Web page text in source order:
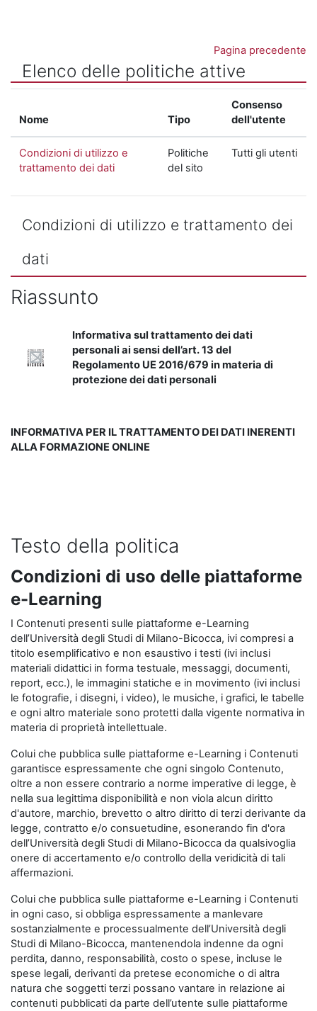
Pagina precedente
Elenco delle politiche attive
Nome Tipo
Consenso
dell'utente
Condizioni di utilizzo e
trattamento dei dati
Politiche
del sito
Tutti gli utenti
Condizioni di utilizzo e trattamento dei
dati
Riassunto
Informativa sul trattamento dei dati
personali ai sensi dell’art. 13 del
Regolamento UE 2016/679 in materia di
protezione dei dati personali
INFORMATIVA PER IL TRATTAMENTO DEI DATI INERENTI
ALLA FORMAZIONE ONLINE
Testo della politica
Condizioni di uso delle piattaforme
e-Learning
I Contenuti presenti sulle piattaforme e-Learning
dell’Università degli Studi di Milano-Bicocca, ivi compresi a
titolo esemplificativo e non esaustivo i testi (ivi inclusi
materiali didattici in forma testuale, messaggi, documenti,
report, ecc.), le immagini statiche e in movimento (ivi inclusi
le fotografie, i disegni, i video), le musiche, i grafici, le tabelle
e ogni altro materiale sono protetti dalla vigente normativa in
materia di proprietà intellettuale.
Colui che pubblica sulle piattaforme e-Learning i Contenuti
garantisce espressamente che ogni singolo Contenuto,
oltre a non essere contrario a norme imperative di legge, è
nella sua legittima disponibilità e non viola alcun diritto
d'autore, marchio, brevetto o altro diritto di terzi derivante da
legge, contratto e/o consuetudine, esonerando fin d'ora
dell’Università degli Studi di Milano-Bicocca da qualsivoglia
onere di accertamento e/o controllo della veridicità di tali
affermazioni.
Colui che pubblica sulle piattaforme e-Learning i Contenuti
in ogni caso, si obbliga espressamente a manlevare
sostanzialmente e processualmente dell’Università degli
Studi di Milano-Bicocca, mantenendola indenne da ogni
perdita, danno, responsabilità, costo o spese, incluse le
spese legali, derivanti da pretese economiche o di altra
natura che soggetti terzi possano vantare in relazione ai
contenuti pubblicati da parte dell’utente sulle piattaforme